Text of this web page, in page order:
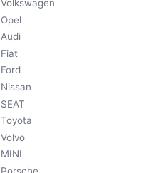
Volkswagen
Opel
Audi
Fiat
Ford
Nissan
SEAT
Toyota
Volvo
MINI